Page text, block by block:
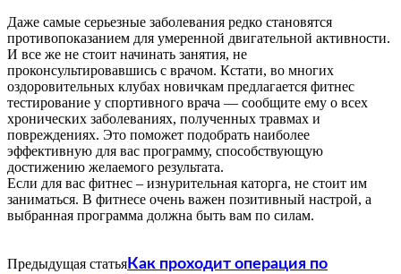
Даже самые серьезные заболевания редко становятся
противопоказанием для умеренной двигательной активности.
И все же не стоит начинать занятия, не
проконсультировавшись с врачом. Кстати, во многих
оздоровительных клубах новичкам предлагается фитнес
тестирование у спортивного врача — сообщите ему о всех
хронических заболеваниях, полученных травмах и
повреждениях. Это поможет подобрать наиболее
эффективную для вас программу, способствующую
достижению желаемого результата.
Если для вас фитнес – изнурительная каторга, не стоит им
заниматься. В фитнесе очень важен позитивный настрой, а
выбранная программа должна быть вам по силам.
Предыдущая статьяКак проходит операция по